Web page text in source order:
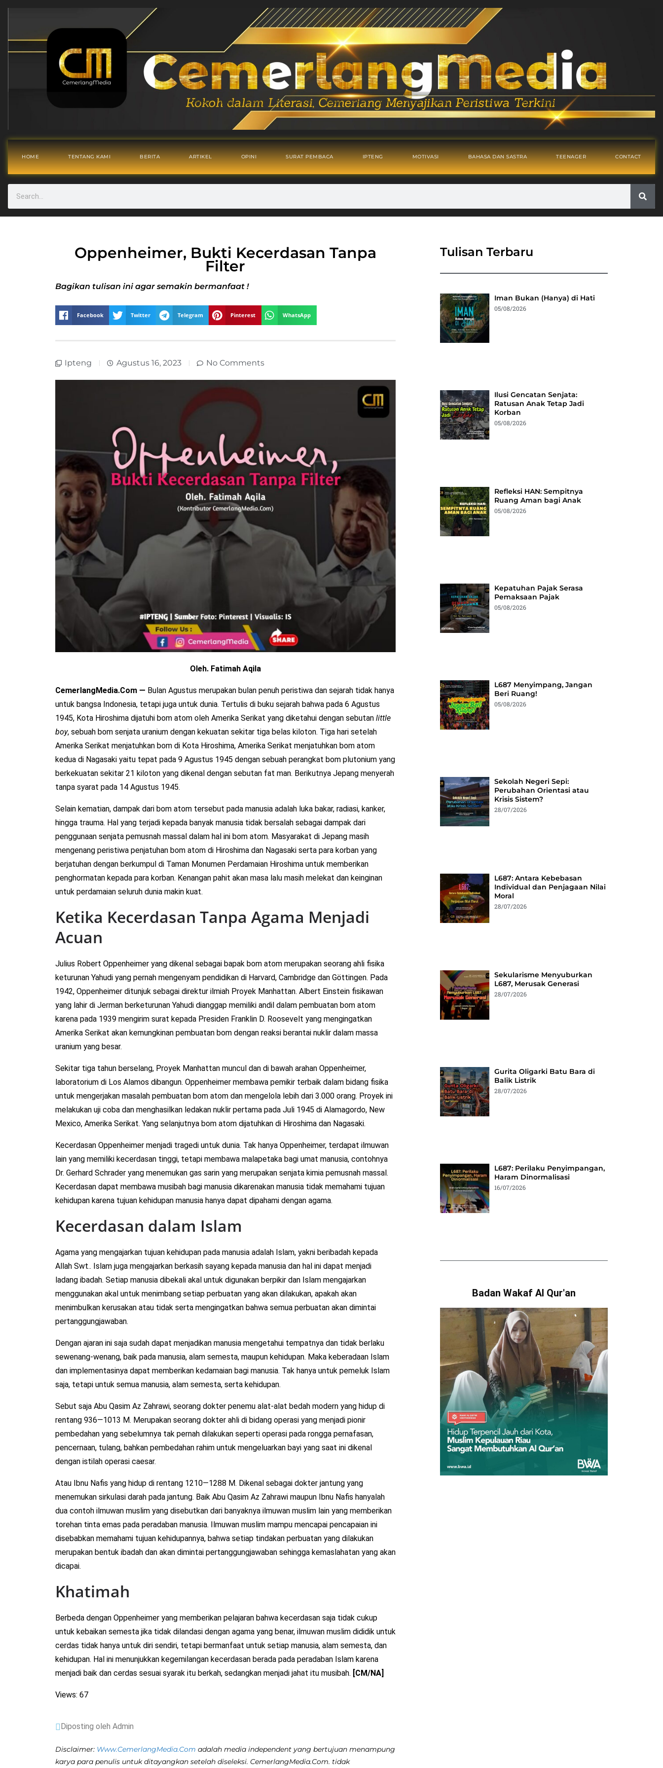
HOME TENTANG KAMI BERITA ARTIKEL OPINI SURAT PEMBACA IPTENG MOTIVASI BAHASA DAN SASTRA TEENAGER CONTACT
Oppenheimer, Bukti Kecerdasan Tanpa
Filter
Bagikan tulisan ini agar semakin bermanfaat !
Facebook Twitter Telegram Pinterest WhatsApp
Ipteng Agustus 16, 2023 No Comments
Oleh. Fatimah Aqila
CemerlangMedia.Com — Bulan Agustus merupakan bulan penuh peristiwa dan sejarah tidak hanya
untuk bangsa Indonesia, tetapi juga untuk dunia. Tertulis di buku sejarah bahwa pada 6 Agustus
1945, Kota Hiroshima dijatuhi bom atom oleh Amerika Serikat yang diketahui dengan sebutan little
boy, sebuah bom senjata uranium dengan kekuatan sekitar tiga belas kiloton. Tiga hari setelah
Amerika Serikat menjatuhkan bom di Kota Hiroshima, Amerika Serikat menjatuhkan bom atom
kedua di Nagasaki yaitu tepat pada 9 Agustus 1945 dengan sebuah perangkat bom plutonium yang
berkekuatan sekitar 21 kiloton yang dikenal dengan sebutan fat man. Berikutnya Jepang menyerah
tanpa syarat pada 14 Agustus 1945.
Selain kematian, dampak dari bom atom tersebut pada manusia adalah luka bakar, radiasi, kanker,
hingga trauma. Hal yang terjadi kepada banyak manusia tidak bersalah sebagai dampak dari
penggunaan senjata pemusnah massal dalam hal ini bom atom. Masyarakat di Jepang masih
mengenang peristiwa penjatuhan bom atom di Hiroshima dan Nagasaki serta para korban yang
berjatuhan dengan berkumpul di Taman Monumen Perdamaian Hiroshima untuk memberikan
penghormatan kepada para korban. Kenangan pahit akan masa lalu masih melekat dan keinginan
untuk perdamaian seluruh dunia makin kuat.
Ketika Kecerdasan Tanpa Agama Menjadi
Acuan
Julius Robert Oppenheimer yang dikenal sebagai bapak bom atom merupakan seorang ahli fisika
keturunan Yahudi yang pernah mengenyam pendidikan di Harvard, Cambridge dan Göttingen. Pada
1942, Oppenheimer ditunjuk sebagai direktur ilmiah Proyek Manhattan. Albert Einstein fisikawan
yang lahir di Jerman berketurunan Yahudi dianggap memiliki andil dalam pembuatan bom atom
karena pada 1939 mengirim surat kepada Presiden Franklin D. Roosevelt yang mengingatkan
Amerika Serikat akan kemungkinan pembuatan bom dengan reaksi berantai nuklir dalam massa
uranium yang besar.
Sekitar tiga tahun berselang, Proyek Manhattan muncul dan di bawah arahan Oppenheimer,
laboratorium di Los Alamos dibangun. Oppenheimer membawa pemikir terbaik dalam bidang fisika
untuk mengerjakan masalah pembuatan bom atom dan mengelola lebih dari 3.000 orang. Proyek ini
melakukan uji coba dan menghasilkan ledakan nuklir pertama pada Juli 1945 di Alamagordo, New
Mexico, Amerika Serikat. Yang selanjutnya bom atom dijatuhkan di Hiroshima dan Nagasaki.
Kecerdasan Oppenheimer menjadi tragedi untuk dunia. Tak hanya Oppenheimer, terdapat ilmuwan
lain yang memiliki kecerdasan tinggi, tetapi membawa malapetaka bagi umat manusia, contohnya
Dr. Gerhard Schrader yang menemukan gas sarin yang merupakan senjata kimia pemusnah massal.
Kecerdasan dapat membawa musibah bagi manusia dikarenakan manusia tidak memahami tujuan
kehidupan karena tujuan kehidupan manusia hanya dapat dipahami dengan agama.
Kecerdasan dalam Islam
Agama yang mengajarkan tujuan kehidupan pada manusia adalah Islam, yakni beribadah kepada
Allah Swt.. Islam juga mengajarkan berkasih sayang kepada manusia dan hal ini dapat menjadi
ladang ibadah. Setiap manusia dibekali akal untuk digunakan berpikir dan Islam mengajarkan
menggunakan akal untuk menimbang setiap perbuatan yang akan dilakukan, apakah akan
menimbulkan kerusakan atau tidak serta mengingatkan bahwa semua perbuatan akan dimintai
pertanggungjawaban.
Dengan ajaran ini saja sudah dapat menjadikan manusia mengetahui tempatnya dan tidak berlaku
sewenang-wenang, baik pada manusia, alam semesta, maupun kehidupan. Maka keberadaan Islam
dan implementasinya dapat memberikan kedamaian bagi manusia. Tak hanya untuk pemeluk Islam
saja, tetapi untuk semua manusia, alam semesta, serta kehidupan.
Sebut saja Abu Qasim Az Zahrawi, seorang dokter penemu alat-alat bedah modern yang hidup di
rentang 936—1013 M. Merupakan seorang dokter ahli di bidang operasi yang menjadi pionir
pembedahan yang sebelumnya tak pernah dilakukan seperti operasi pada rongga pernafasan,
pencernaan, tulang, bahkan pembedahan rahim untuk mengeluarkan bayi yang saat ini dikenal
dengan istilah operasi caesar.
Atau Ibnu Nafis yang hidup di rentang 1210—1288 M. Dikenal sebagai dokter jantung yang
menemukan sirkulasi darah pada jantung. Baik Abu Qasim Az Zahrawi maupun Ibnu Nafis hanyalah
dua contoh ilmuwan muslim yang disebutkan dari banyaknya ilmuwan muslim lain yang memberikan
torehan tinta emas pada peradaban manusia. Ilmuwan muslim mampu mencapai pencapaian ini
disebabkan memahami tujuan kehidupannya, bahwa setiap tindakan perbuatan yang dilakukan
merupakan bentuk ibadah dan akan dimintai pertanggungjawaban sehingga kemaslahatan yang akan
dicapai.
Khatimah
Berbeda dengan Oppenheimer yang memberikan pelajaran bahwa kecerdasan saja tidak cukup
untuk kebaikan semesta jika tidak dilandasi dengan agama yang benar, ilmuwan muslim dididik untuk
cerdas tidak hanya untuk diri sendiri, tetapi bermanfaat untuk setiap manusia, alam semesta, dan
kehidupan. Hal ini menunjukkan kegemilangan kecerdasan berada pada peradaban Islam karena
menjadi baik dan cerdas sesuai syarak itu berkah, sedangkan menjadi jahat itu musibah. [CM/NA]
Views: 67
Diposting oleh Admin
Disclaimer: Www.CemerlangMedia.Com adalah media independent yang bertujuan menampung
karya para penulis untuk ditayangkan setelah diseleksi. CemerlangMedia.Com. tidak
Tulisan Terbaru
Iman Bukan (Hanya) di Hati
05/08/2026
Ilusi Gencatan Senjata:
Ratusan Anak Tetap Jadi
Korban
05/08/2026
Refleksi HAN: Sempitnya
Ruang Aman bagi Anak
05/08/2026
Kepatuhan Pajak Serasa
Pemaksaan Pajak
05/08/2026
L687 Menyimpang, Jangan
Beri Ruang!
05/08/2026
Sekolah Negeri Sepi:
Perubahan Orientasi atau
Krisis Sistem?
28/07/2026
L687: Antara Kebebasan
Individual dan Penjagaan Nilai
Moral
28/07/2026
Sekularisme Menyuburkan
L687, Merusak Generasi
28/07/2026
Gurita Oligarki Batu Bara di
Balik Listrik
28/07/2026
L687: Perilaku Penyimpangan,
Haram Dinormalisasi
16/07/2026
Badan Wakaf Al Qur'an